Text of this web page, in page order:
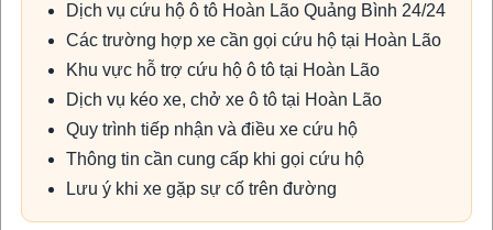
Dịch vụ cứu hộ ô tô Hoàn Lão Quảng Bình 24/24
Các trường hợp xe cần gọi cứu hộ tại Hoàn Lão
Khu vực hỗ trợ cứu hộ ô tô tại Hoàn Lão
Dịch vụ kéo xe, chở xe ô tô tại Hoàn Lão
Quy trình tiếp nhận và điều xe cứu hộ
Thông tin cần cung cấp khi gọi cứu hộ
Lưu ý khi xe gặp sự cố trên đường